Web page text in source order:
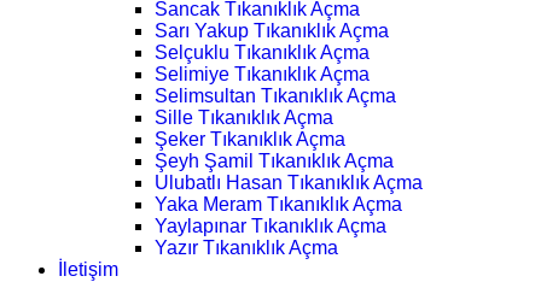
Sancak Tıkanıklık Açma
Sarı Yakup Tıkanıklık Açma
Selçuklu Tıkanıklık Açma
Selimiye Tıkanıklık Açma
Selimsultan Tıkanıklık Açma
Sille Tıkanıklık Açma
Şeker Tıkanıklık Açma
Şeyh Şamil Tıkanıklık Açma
Ulubatlı Hasan Tıkanıklık Açma
Yaka Meram Tıkanıklık Açma
Yaylapınar Tıkanıklık Açma
Yazır Tıkanıklık Açma
İletişim